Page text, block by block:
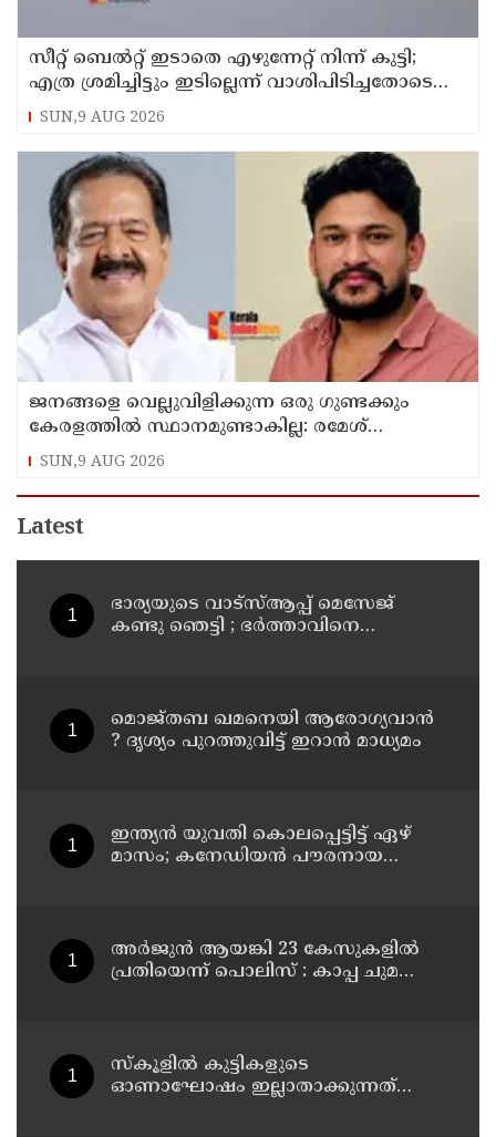
സീറ്റ് ബെല്‍റ്റ് ഇടാതെ എഴുന്നേറ്റ് നിന്ന് കുട്ടി;
എത്ര ശ്രമിച്ചിട്ടും ഇടില്ലെന്ന് വാശിപിടിച്ചതോടെ
വിമാനം റദ്ദാക്കി
SUN,9 AUG 2026
ജനങ്ങളെ വെല്ലുവിളിക്കുന്ന ഒരു ഗുണ്ടക്കും
കേരളത്തില്‍ സ്ഥാനമുണ്ടാകില്ല: രമേശ്
ചെന്നിത്തല
SUN,9 AUG 2026
Latest
ഭാര്യയുടെ വാട്സ്ആപ്പ് മെസേജ്
കണ്ടു ഞെട്ടി ; ഭര്‍ത്താവിനെ
യുവതിയും സുഹൃത്തും ഒളിവില്‍
മൊജ്തബ ഖമനെയി ആരോഗ്യവാന്‍
? ദൃശ്യം പുറത്തുവിട്ട് ഇറാന്‍ മാധ്യമം
ഇന്ത്യന്‍ യുവതി കൊലപ്പെട്ടിട്ട് ഏഴ്
മാസം; കനേഡിയന്‍ പൗരനായ
അര്‍ജുന്‍ ആയങ്കി 23 കേസുകളില്‍
പ്രതിയെന്ന് പൊലിസ് : കാപ്പ ചുമത്തി
സ്‌കൂളില്‍ കുട്ടികളുടെ
ഓണാഘോഷം ഇല്ലാതാക്കുന്നത്